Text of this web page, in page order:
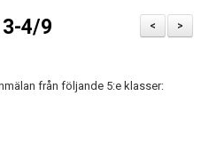
>
<
3-4/9
från följande 5:e klasser: